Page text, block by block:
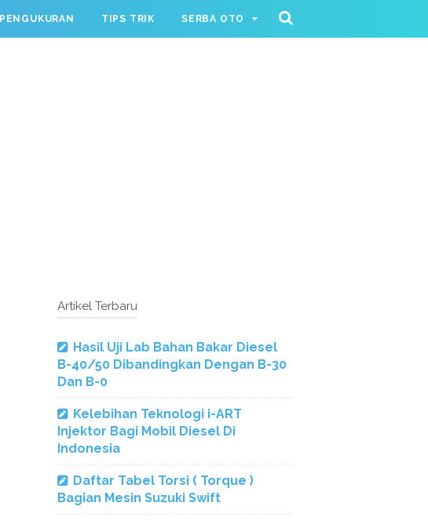
PENGUKURAN TIPS TRIK SERBA OTO
Artikel Terbaru
Hasil Uji Lab Bahan Bakar Diesel
B-40/50 Dibandingkan Dengan B-30
Dan B-0
Kelebihan Teknologi i-ART
Injektor Bagi Mobil Diesel Di
Indonesia
Daftar Tabel Torsi ( Torque )
Bagian Mesin Suzuki Swift